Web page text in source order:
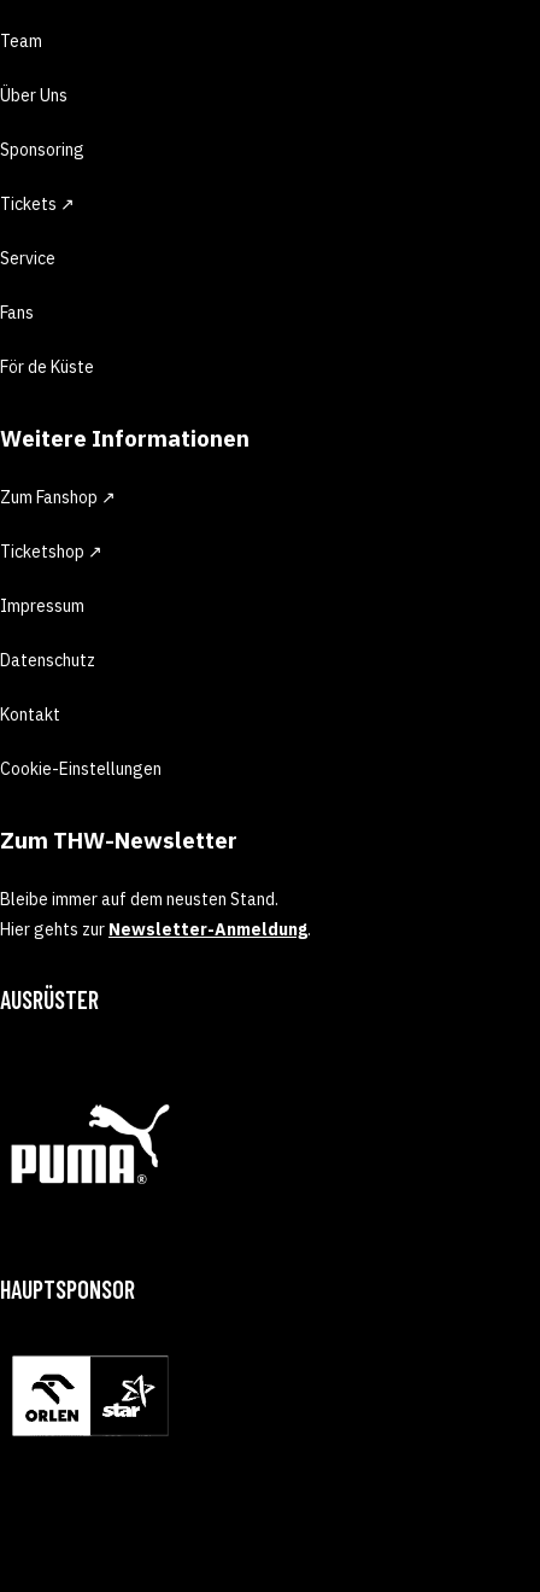
Team
Über Uns
Sponsoring
Tickets ↗
Service
Fans
För de Küste
Weitere Informationen
Zum Fanshop ↗
Ticketshop ↗
Impressum
Datenschutz
Kontakt
Cookie-Einstellungen
Zum THW-Newsletter
Bleibe immer auf dem neusten Stand.
Hier gehts zur Newsletter-Anmeldung.
AUSRÜSTER
HAUPTSPONSOR